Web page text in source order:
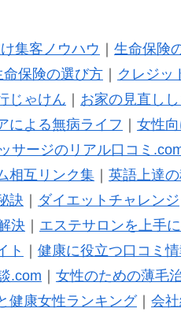
集客ノウハウ
生命保険
命保険の選び方｜
クレジッ
じゃけん
お家の見直し
による無病ライフ
女性
サージのリアル口コミ
相互リンク集｜ 英語上達
訣 ダイエットチャレンジ
決｜ エステサロンを上手に
ト
健康に役立つ口コミ情
.com
女性のための薄毛
健康女性ランキング｜ 会